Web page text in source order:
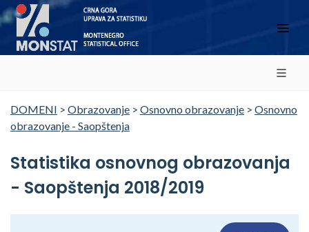
DOMENI > Obrazovanje > Osnovno obrazovanje > Osnovno
obrazovanje - Saopštenja
Statistika osnovnog obrazovanja
- Saopštenja 2018/2019